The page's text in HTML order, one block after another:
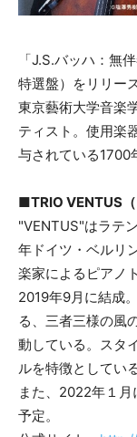
「J.S.バッハ：無
特選盤）をリリー
東京藝術大学音楽
ティスト。使用楽
与されている1700
■TRIO VENTUS
"VENTUS"はラテ
年ドイツ・ベルリ
楽家によるピアノ
2019年9月に結成
る、三者三様の風
動している。スタ
ルを特徴としている
また、2022年１
予定。